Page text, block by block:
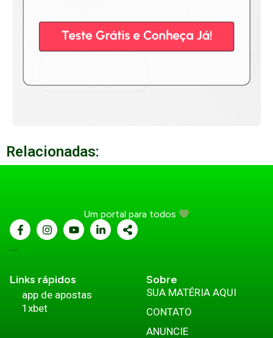
Relacionadas:
Um portal para todos
...
Links rápidos
app de apostas
1xbet
Sobre
SUA MATÉRIA AQUI
CONTATO
ANUNCIE